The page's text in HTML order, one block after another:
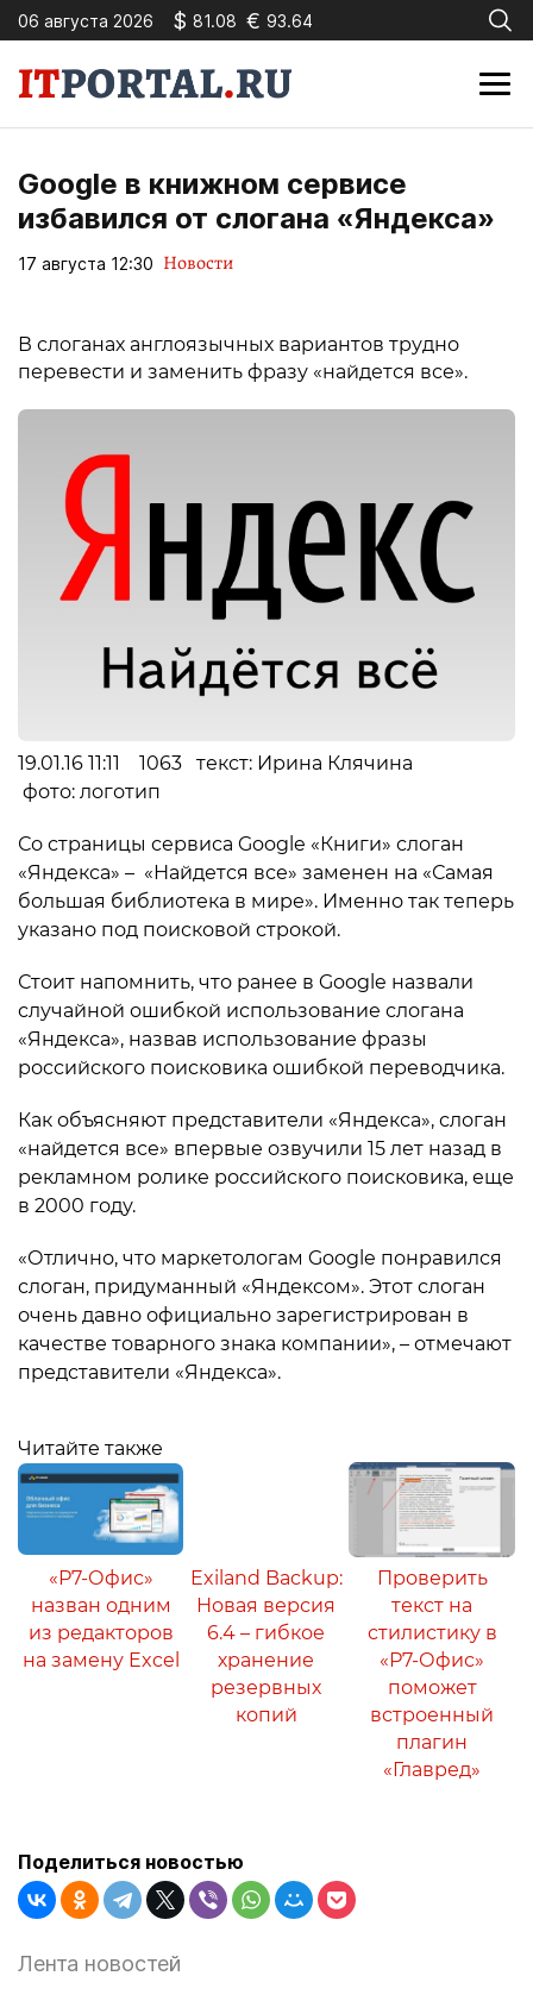
06 августа 2026 $ 81.08 € 93.64
Google в книжном сервисе
избавился от слогана «Яндекса»
17 августа 12:30 Новости
В слоганах англоязычных вариантов трудно
перевести и заменить фразу «найдется все».
19.01.16 11:11 1063 текст: Ирина Клячина
фото: логотип
Со страницы сервиса Google «Книги» слоган
«Яндекса» – «Найдется все» заменен на «Самая
большая библиотека в мире». Именно так теперь
указано под поисковой строкой.
Стоит напомнить, что ранее в Google назвали
случайной ошибкой использование слогана
«Яндекса», назвав использование фразы
российского поисковика ошибкой переводчика.
Как объясняют представители «Яндекса», слоган
«найдется все» впервые озвучили 15 лет назад в
рекламном ролике российского поисковика, еще
в 2000 году.
«Отлично, что маркетологам Google понравился
слоган, придуманный «Яндексом». Этот слоган
очень давно официально зарегистрирован в
качестве товарного знака компании», – отмечают
представители «Яндекса».
Читайте также
«Р7-Офис»
назван одним
из редакторов
на замену Excel
Exiland Backup:
Новая версия
6.4 – гибкое
хранение
резервных
копий
Проверить
текст на
стилистику в
«Р7-Офис»
поможет
встроенный
плагин
«Главред»
Поделиться новостью
Лента новостей